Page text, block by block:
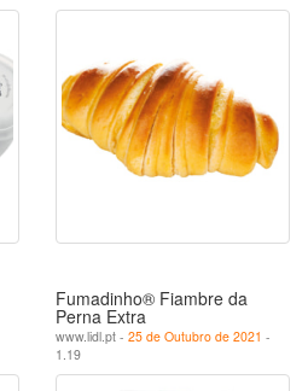
Fumadinho® Fiambre da
Perna Extra
www.lidl.pt - 25 de Outubro de 2021 -
1.19